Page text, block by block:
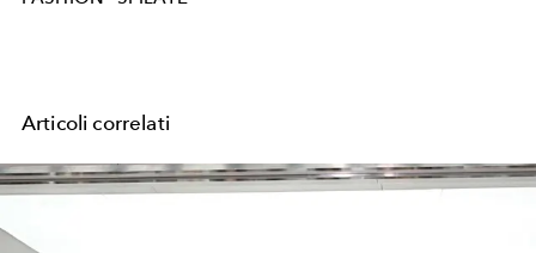
Articoli correlati